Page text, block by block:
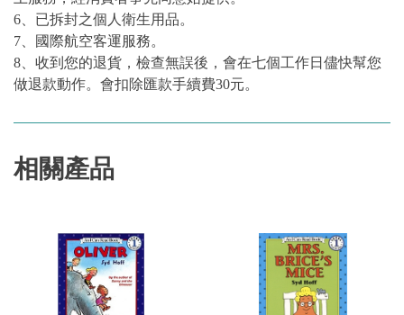
6、已拆封之個人衛生用品。
7、國際航空客運服務。
8、收到您的退貨，檢查無誤後，會在七個工作日儘快幫您
做退款動作。會扣除匯款手續費30元。
相關產品